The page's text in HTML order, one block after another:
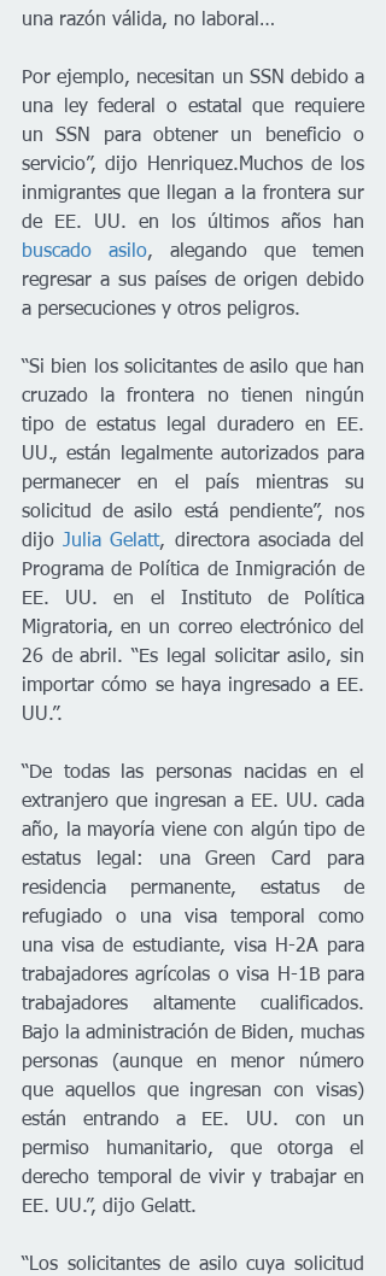
una razón válida, no laboral…
Por ejemplo, necesitan un SSN debido a
una ley federal o estatal que requiere
un SSN para obtener un beneficio o
servicio”, dijo Henriquez.Muchos de los
inmigrantes que llegan a la frontera sur
buscado asilo, alegando que temen
regresar a sus países de origen debido
a persecuciones y otros peligros.
“Si bien los solicitantes de asilo que han
cruzado la frontera no tienen ningún
tipo de estatus legal duradero en EE.
UU., están legalmente autorizados para
permanecer en el país mientras su
solicitud de asilo está pendiente”, nos
dijo Julia Gelatt, directora asociada del
Programa de Política de Inmigración de
EE. UU. en el Instituto de Política
Migratoria, en un correo electrónico del
26 de abril. “Es legal solicitar asilo, sin
importar cómo se haya ingresado a EE.
UU.”.
“De todas las personas nacidas en el
extranjero que ingresan a EE. UU. cada
año, la mayoría viene con algún tipo de
estatus legal: una Green Card para
residencia permanente, estatus de
refugiado o una visa temporal como
una visa de estudiante, visa H-2A para
trabajadores agrícolas o visa H-1B para
trabajadores altamente cualificados.
Bajo la administración de Biden, muchas
personas (aunque en menor número
que aquellos que ingresan con visas)
están entrando a EE. UU. con un
permiso humanitario, que otorga el
derecho temporal de vivir y trabajar en
EE. UU.”, dijo Gelatt.
“Los solicitantes de asilo cuya solicitud